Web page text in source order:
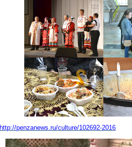
http://penzanews.ru/culture/102692-2016